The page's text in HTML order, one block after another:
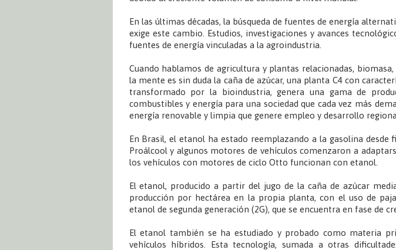
En las últimas décadas, la búsqueda de fuentes de energía
exige este cambio. Estudios, investigaciones y avances
fuentes de energía vinculadas a la agroindustria.
Cuando hablamos de agricultura y plantas relacionadas,
la mente es sin duda la caña de azúcar, una planta C4 con
transformado por la bioindustria, genera una gama de
combustibles y energía para una sociedad que cada vez más
energía renovable y limpia que genere empleo y desarrollo
En Brasil, el etanol ha estado reemplazando a la gasolina desde
Proálcool y algunos motores de vehículos comenzaron a
los vehículos con motores de ciclo Otto funcionan con etanol.
El etanol, producido a partir del jugo de la caña de azúcar
producción por hectárea en la propia planta, con el uso de
etanol de segunda generación (2G), que se encuentra en fase de
El etanol también se ha estudiado y probado como materia
vehículos híbridos. Esta tecnología, sumada a otras